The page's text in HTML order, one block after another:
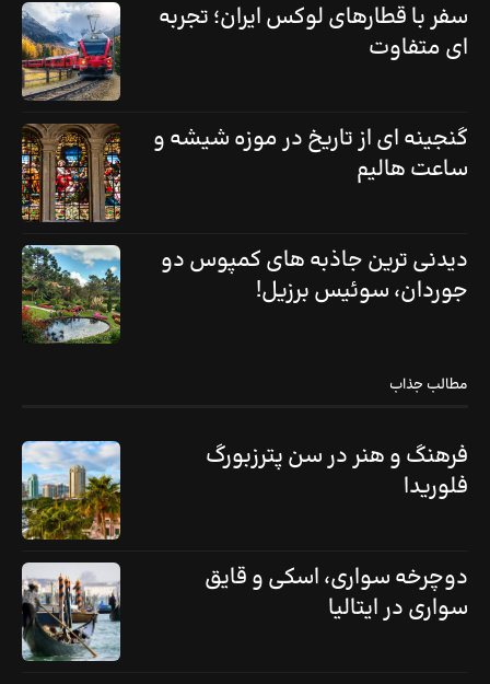
سفر با قطارهای لوکس ایران؛ تجربه
ای متفاوت
گنجینه ای از تاریخ در موزه شیشه و
ساعت هالیم
دیدنی ترین جاذبه های کمپوس دو
جوردان، سوئیس برزیل!
مطالب جذاب
فرهنگ و هنر در سن پترزبورگ
فلوریدا
دوچرخه سواری، اسکی و قایق
سواری در ایتالیا